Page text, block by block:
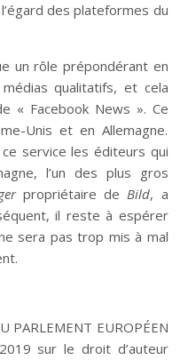
des plateformes du
un rôle prépondérant en
qualitatifs, et cela
« Facebook News ». Ce
Unis et en Allemagne.
service les éditeurs qui
l’un des plus gros
propriétaire deBild, a
il reste à espérer
sera pas trop mis à mal
PARLEMENT EUROPÉEN
sur le droit d’auteur